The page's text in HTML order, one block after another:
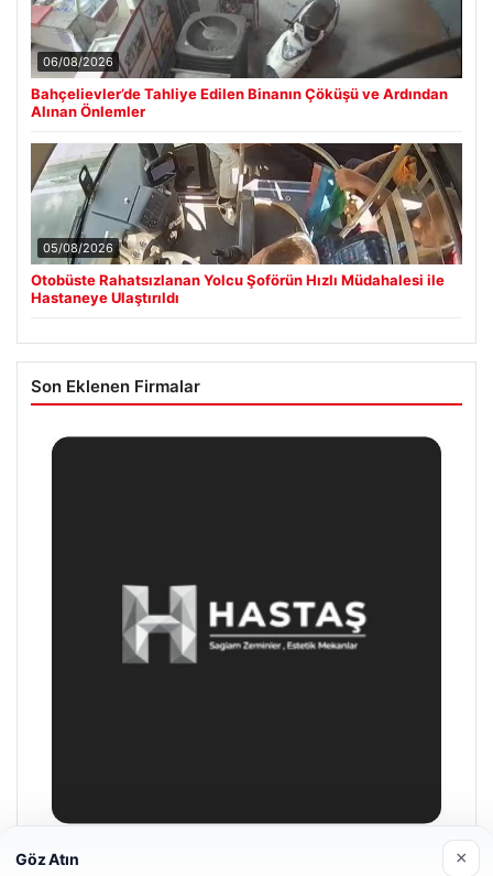
06/08/2026
Bahçelievler’de Tahliye Edilen Binanın Çöküşü ve Ardından
Alınan Önlemler
05/08/2026
Otobüste Rahatsızlanan Yolcu Şoförün Hızlı Müdahalesi ile
Hastaneye Ulaştırıldı
Son Eklenen Firmalar
Hastaş Beton
Göz Atın ×